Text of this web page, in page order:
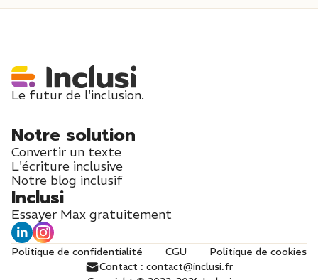
Le futur de l'inclusion.
Notre solution
Convertir un texte
L'écriture inclusive
Notre blog inclusif
Inclusi
Essayer Max gratuitement
Politique de confidentialité CGU
Politique de cookies
Contact : contact@inclusi.fr